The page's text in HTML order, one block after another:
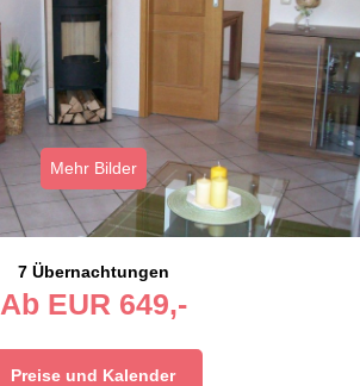
Mehr Bilder
7 Übernachtungen
Ab EUR 649,-
Preise und Kalender